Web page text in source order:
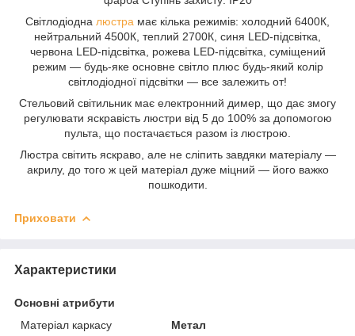
Світлодіодна люстра має кілька режимів: холодний 6400К,
нейтральний 4500К, теплий 2700К, синя LED-підсвітка,
червона LED-підсвітка, рожева LED-підсвітка, суміщений
режим — будь-яке основне світло плюс будь-який колір
світлодіодної підсвітки — все залежить от!
Стельовий світильник має електронний димер, що дає змогу
регулювати яскравість люстри від 5 до 100% за допомогою
пульта, що постачається разом із люстрою.
Люстра світить яскраво, але не сліпить завдяки матеріалу —
акрилу, до того ж цей матеріал дуже міцний — його важко
пошкодити.
Приховати
Характеристики
Основні атрибути
Матеріал каркасу
Метал